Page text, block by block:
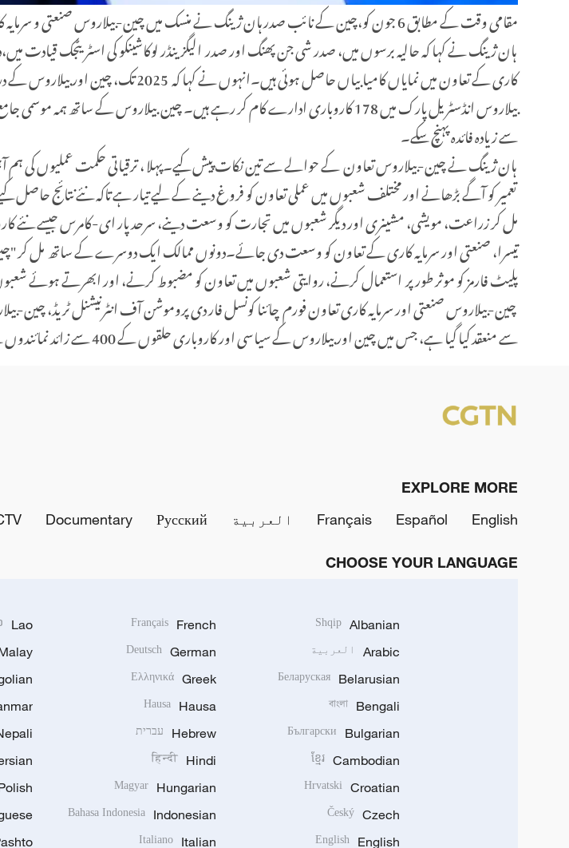
مقامی وقت کے مطابق 6 جون کو،چین کے نائب صدر ہان ژینگ نے منسک میں چین-بیلاروس صنعتی و سرمایہ کاری تعاون فورم کی افتتاحی تقریب میں شرکت کی اور خطاب کیا۔
ہان ژینگ نے کہا کہ حالیہ برسوں میں، صدر شی جن پھنگ اور صدر الیگزینڈر لوکاشینکو کی اسٹریٹجک قیادت
بیلاروس انڈسٹریل پارک میں 178 کاروباری ادارے کام کر رہے ہیں۔ چین بیلاروس کے
سے زیادہ فائدہ پہنچ سکے۔
ہان ژینگ نے چین-بیلاروس تعاون کے حوالے سے تین نکات پیش کیے۔پہلا ، ترقیاتی حکمت عملیوں کی ہم
تعمیر کو آگے بڑھانے اور مختلف شعبوں میں عملی تعاون کو فروغ دینے کے لیے تیار ہے تاکہ نئے نتائج
مل کر زراعت، مویشی، مشینری اور دیگر شعبوں میں تجارت کو وسعت دینے، سرحد پار ای-کامرس جیسے نئے
تیسرا، صنعتی اور سرمایہ کاری کے تعاون کو وسعت دی جائے۔دونوں ممالک ایک دوسرے کے ساتھ مل کر
پلیٹ فارمز کو موثر طور پر استعمال کرنے، روایتی شعبوں میں تعاون کو مضبوط کرنے، اور ابھرتے ہوئے
چین-بیلاروس صنعتی اور سرمایہ کاری تعاون فورم چائنا کونسل فار دی پروموشن آف انٹرنیشنل ٹریڈ، چین-
سے منعقد کیا گیا ہے، جس میں چین اور بیلاروس کے سیاسی اور کاروباری حلقوں کے 400 سے زائد نمائندوں نے شرکت کی۔
EXPLORE MORE
English
Español
Français العربية Русский
Documentary
CHOOSE YOUR LANGUAGE
Albanian
Shqip
Arabic العربية
Belarusian
Беларуская
Bengali
বাংলা
Bulgarian
Български
Cambodian
ខ្មែរ
Croatian
Hrvatski
Czech
Český
English
English
French
Français
German
Deutsch
Greek
Ελληνικά
Hausa
Hausa
Hebrew עברית
Hindi
हिन्दी
Hungarian
Magyar
Indonesian
Bahasa Indonesia
Italian
Italiano
Lao